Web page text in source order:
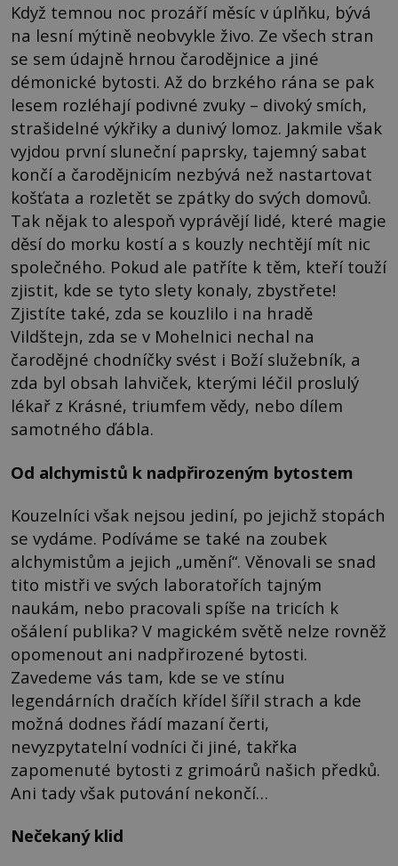
Když temnou noc prozáří měsíc v úplňku, bývá
na lesní mýtině neobvykle živo. Ze všech stran
se sem údajně hrnou čarodějnice a jiné
démonické bytosti. Až do brzkého rána se pak
lesem rozléhají podivné zvuky – divoký smích,
strašidelné výkřiky a dunivý lomoz. Jakmile však
vyjdou první sluneční paprsky, tajemný sabat
končí a čarodějnicím nezbývá než nastartovat
košťata a rozletět se zpátky do svých domovů.
Tak nějak to alespoň vyprávějí lidé, které magie
děsí do morku kostí a s kouzly nechtějí mít nic
společného. Pokud ale patříte k těm, kteří touží
zjistit, kde se tyto slety konaly, zbystřete!
Zjistíte také, zda se kouzlilo i na hradě
Vildštejn, zda se v Mohelnici nechal na
čarodějné chodníčky svést i Boží služebník, a
zda byl obsah lahviček, kterými léčil proslulý
lékař z Krásné, triumfem vědy, nebo dílem
samotného ďábla.
Od alchymistů k nadpřirozeným bytostem
Kouzelníci však nejsou jediní, po jejichž stopách
se vydáme. Podíváme se také na zoubek
alchymistům a jejich „umění“. Věnovali se snad
tito mistři ve svých laboratořích tajným
naukám, nebo pracovali spíše na tricích k
ošálení publika? V magickém světě nelze rovněž
opomenout ani nadpřirozené bytosti.
Zavedeme vás tam, kde se ve stínu
legendárních dračích křídel šířil strach a kde
možná dodnes řádí mazaní čerti,
nevyzpytatelní vodníci či jiné, takřka
zapomenuté bytosti z grimoárů našich předků.
Ani tady však putování nekončí…
Nečekaný klid